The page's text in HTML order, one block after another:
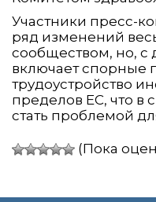
Участники пресс-
ряд изменений
сообществом, но, с
включает
трудоустройство
пределов ЕС, что в
стать проблемой
(Пока